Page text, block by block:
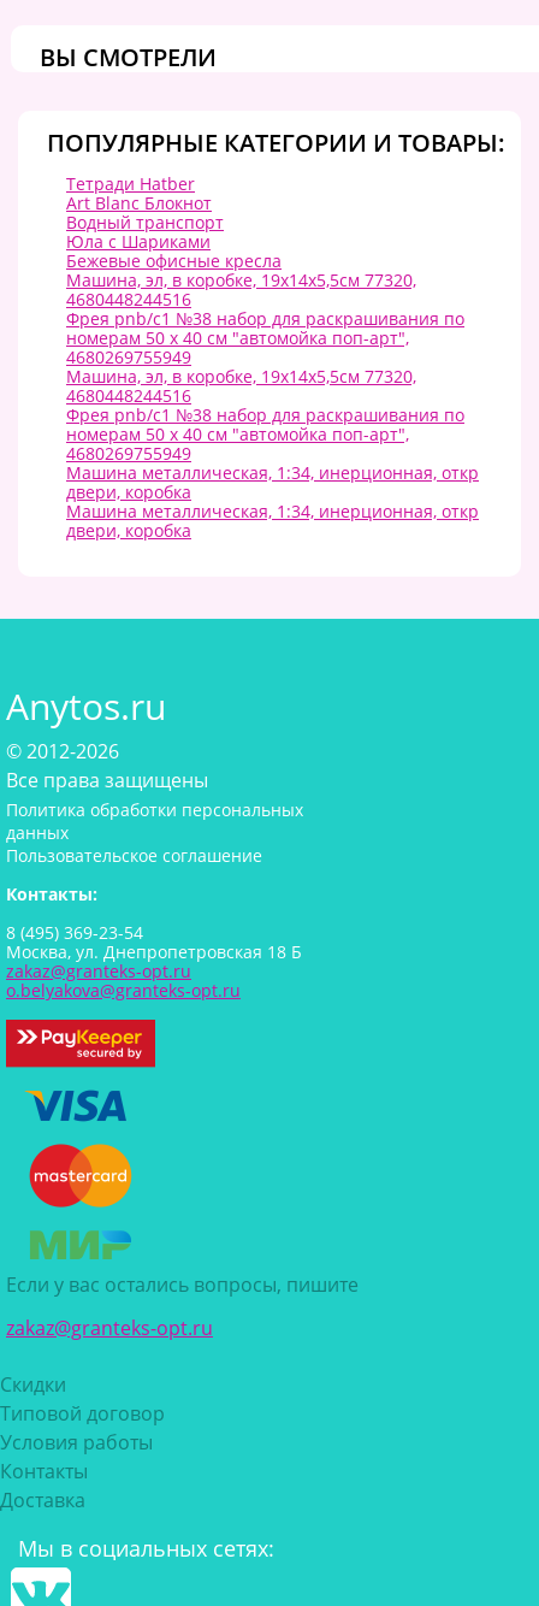
ВЫ СМОТРЕЛИ
ПОПУЛЯРНЫЕ КАТЕГОРИИ И ТОВАРЫ:
Тетради Hatber
Art Blanc Блокнот
Водный транспорт
Юла с Шариками
Бежевые офисные кресла
Машина, эл, в коробке, 19х14х5,5см 77320,
4680448244516
Фрея pnb/c1 №38 набор для раскрашивания по
номерам 50 х 40 см "автомойка поп-арт",
4680269755949
Машина, эл, в коробке, 19х14х5,5см 77320,
4680448244516
Фрея pnb/c1 №38 набор для раскрашивания по
номерам 50 х 40 см "автомойка поп-арт",
4680269755949
Машина металлическая, 1:34, инерционная, откр
двери, коробка
Машина металлическая, 1:34, инерционная, откр
двери, коробка
Anytos.ru
© 2012-2026
Все права защищены
Политика обработки персональных
данных
Пользовательское соглашение
Контакты:
8 (495) 369-23-54
Москва, ул. Днепропетровская 18 Б
zakaz@granteks-opt.ru
o.belyakova@granteks-opt.ru
Если у вас остались вопросы, пишите
zakaz@granteks-opt.ru
Скидки
Типовой договор
Условия работы
Контакты
Доставка
Мы в социальных сетях: